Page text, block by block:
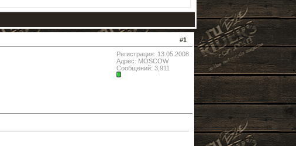
#1
Регистрация: 13.05.2008
Адрес: MOSCOW
Сообщений: 3,911